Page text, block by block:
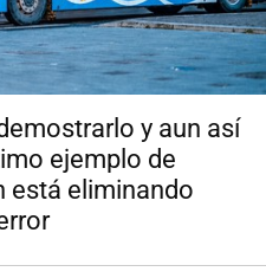
y aun así
ejemplo de
está eliminando